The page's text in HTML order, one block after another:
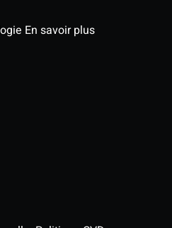
En savoir plus